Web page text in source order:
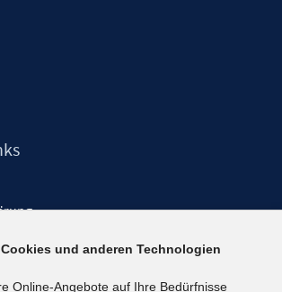
und anderen Technologien
Online-Angebote auf Ihre Bedürfnisse